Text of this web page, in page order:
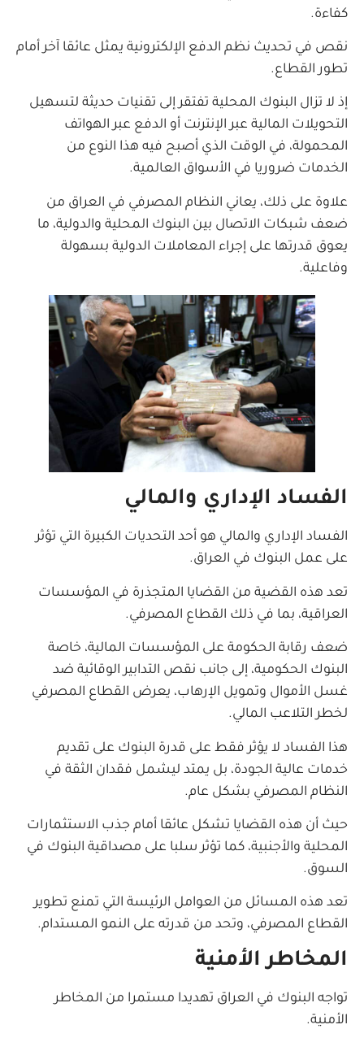
كفاءة.
نقص في تحديث نظم الدفع الإلكترونية يمثل عائقا آخر أمام
تطور القطاع.
إذ لا تزال البنوك المحلية تفتقر إلى تقنيات حديثة لتسهيل
التحويلات المالية عبر الإنترنت أو الدفع عبر الهواتف
المحمولة، في الوقت الذي أصبح فيه هذا النوع من
الخدمات ضروريا في الأسواق العالمية.
علاوة على ذلك، يعاني النظام المصرفي في العراق من
ضعف شبكات الاتصال بين البنوك المحلية والدولية، ما
يعوق قدرتها على إجراء المعاملات الدولية بسهولة
وفاعلية.
الفساد الإداري والمالي
الفساد الإداري والمالي هو أحد التحديات الكبيرة التي تؤثر
على عمل البنوك في العراق.
تعد هذه القضية من القضايا المتجذرة في المؤسسات
العراقية، بما في ذلك القطاع المصرفي.
ضعف رقابة الحكومة على المؤسسات المالية، خاصة
البنوك الحكومية، إلى جانب نقص التدابير الوقائية ضد
غسل الأموال وتمويل الإرهاب، يعرض القطاع المصرفي
لخطر التلاعب المالي.
هذا الفساد لا يؤثر فقط على قدرة البنوك على تقديم
خدمات عالية الجودة، بل يمتد ليشمل فقدان الثقة في
النظام المصرفي بشكل عام.
حيث أن هذه القضايا تشكل عائقا أمام جذب الاستثمارات
المحلية والأجنبية، كما تؤثر سلبا على مصداقية البنوك في
السوق.
تعد هذه المسائل من العوامل الرئيسة التي تمنع تطوير
القطاع المصرفي، وتحد من قدرته على النمو المستدام.
المخاطر الأمنية
تواجه البنوك في العراق تهديدا مستمرا من المخاطر
الأمنية.